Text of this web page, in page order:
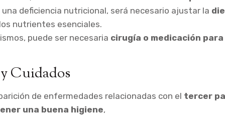
una deficiencia nutricional, será necesario ajustar la
nutrientes esenciales.
puede ser necesaria cirugía o medicación
Cuidados
de enfermedades relacionadas con el tercer
una buena higiene,